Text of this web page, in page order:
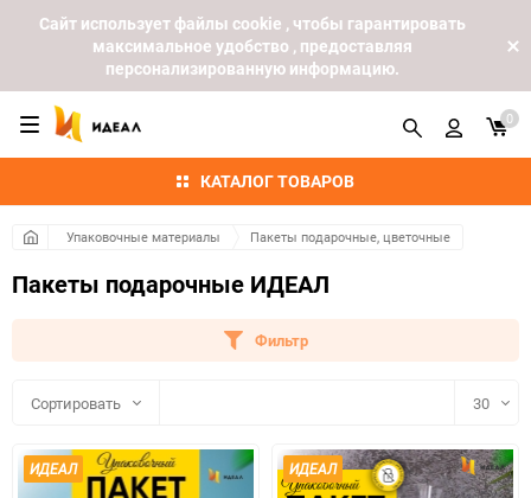
Cайт использует файлы cookie , чтобы гарантировать
максимальное удобство , предоставляя
персонализированную информацию.
КАТАЛОГ ТОВАРОВ
0
Упаковочные материалы Пакеты подарочные, цветочные
Пакеты подарочные ИДЕАЛ
Фильтр
Сортировать 30
30
ИДЕАЛ ИДЕАЛ